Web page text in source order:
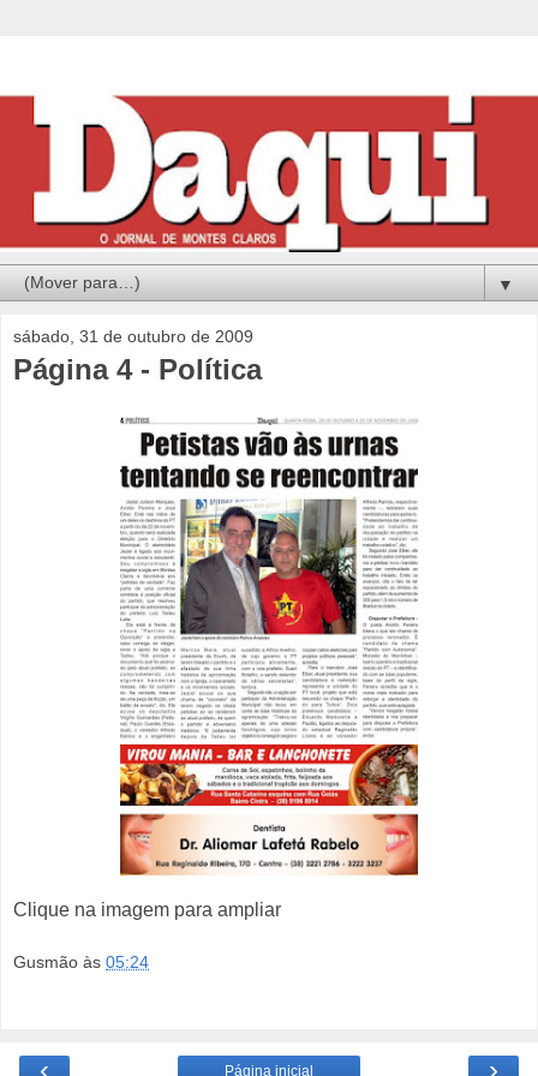
▼
sábado, 31 de outubro de 2009
Página 4 - Política
Clique na imagem para ampliar
Gusmão às 05:24
‹ ›
Página inicial